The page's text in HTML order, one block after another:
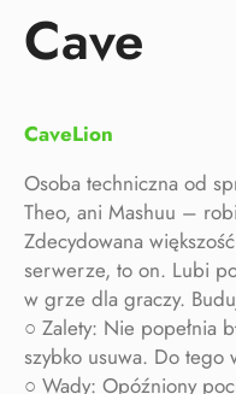
Cave
CaveLion
Osoba techniczna od
Theo, ani Mashuu –
Zdecydowana
serwerze, to on. Lubi
w grze dla graczy.
○ Zalety: Nie popełnia
szybko usuwa. Do tego
○ Wady: Opóźniony